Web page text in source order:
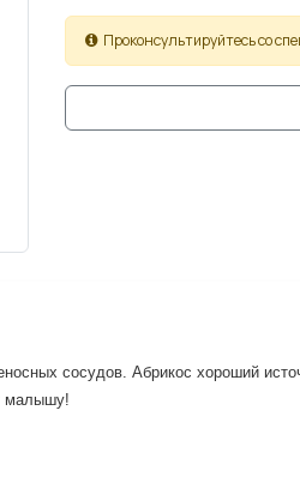
Проконсультируйтесь со
сосудов. Абрикос хороший
малышу!